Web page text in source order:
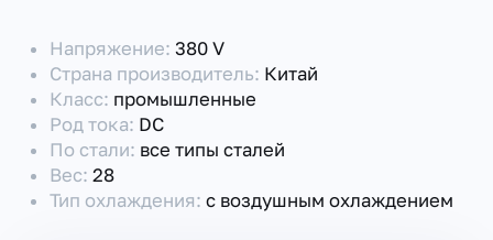
Напряжение:380 V
Страна производитель: Китай
Класс: промышленные
Род тока: DC
По стали: все типы сталей
Вес:28
Тип охлаждения:с воздушным охлаждением